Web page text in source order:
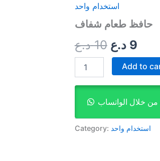
استخدام واحد
حافظ طعام شفاف
10 د.ع
price
was:
9 د.ع
is:
شفاف
Add to
خلال الواتساب
Category: استخدام واحد